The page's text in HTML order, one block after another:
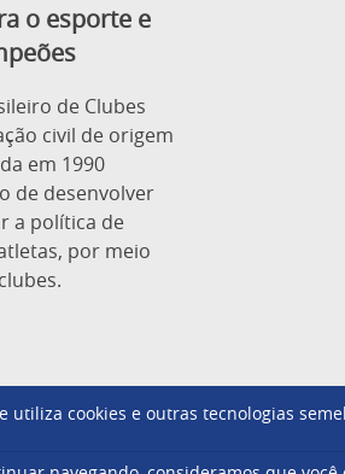
o esporte e
de Clubes
civil de origem
em 1990
de desenvolver
a política de
por meio
utiliza cookies e outras tecnologias